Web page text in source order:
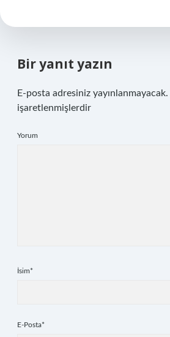
Bir yanıt yazın
E-posta adresiniz yayınlanmayacak.
işaretlenmişlerdir
Yorum
İsim*
E-Posta*